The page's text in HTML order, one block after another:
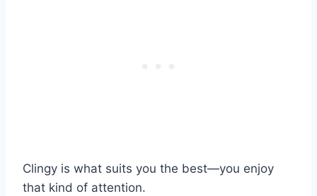
Clingy is what suits you the best—you enjoy
that kind of attention.